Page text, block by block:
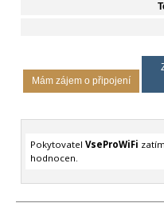
Mám zájem o připojení
Pokytovatel VseProWiFi
hodnocen.